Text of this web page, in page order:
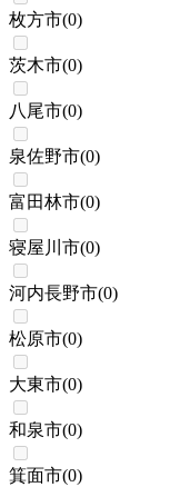
枚方市(0)
茨木市(0)
八尾市(0)
泉佐野市(0)
富田林市(0)
寝屋川市(0)
河内長野市(0)
松原市(0)
大東市(0)
和泉市(0)
箕面市(0)